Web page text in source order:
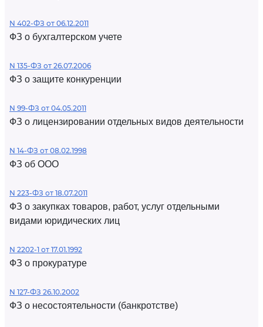
N 402-ФЗ от 06.12.2011
ФЗ о бухгалтерском учете
N 135-ФЗ от 26.07.2006
ФЗ о защите конкуренции
N 99-ФЗ от 04.05.2011
ФЗ о лицензировании отдельных видов деятельности
N 14-ФЗ от 08.02.1998
ФЗ об ООО
N 223-ФЗ от 18.07.2011
ФЗ о закупках товаров, работ, услуг отдельными
видами юридических лиц
N 2202-1 от 17.01.1992
ФЗ о прокуратуре
N 127-ФЗ 26.10.2002
ФЗ о несостоятельности (банкротстве)